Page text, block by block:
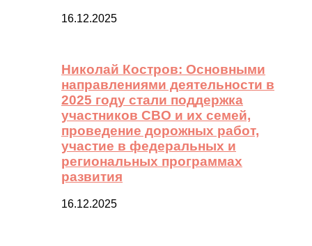
16.12.2025
Николай Костров: Основными
направлениями деятельности в
2025 году стали поддержка
участников СВО и их семей,
проведение дорожных работ,
участие в федеральных и
региональных программах
развития
16.12.2025